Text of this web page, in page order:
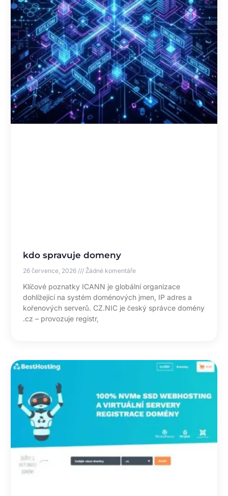
kdo spravuje domeny
26 července, 2026 Žádné komentáře
Klíčové poznatky ICANN je globální organizace
dohlížející na systém doménových jmen, IP adres a
kořenových serverů. CZ.NIC je český správce domény
.cz – provozuje registr,